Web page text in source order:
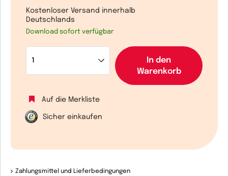
Kostenloser Versand innerhalb
Deutschlands
Download sofort verfügbar
In den
Warenkorb
Auf die Merkliste
Sicher einkaufen
Zahlungsmittel und Lieferbedingungen